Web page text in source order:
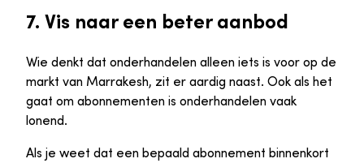
7. Vis naar een beter aanbod
Wie denkt dat onderhandelen alleen iets is voor op de
markt van Marrakesh, zit er aardig naast. Ook als het
gaat om abonnementen is onderhandelen vaak
lonend.
Als je weet dat een bepaald abonnement binnenkort